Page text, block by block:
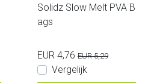
Solidz Slow Melt PVA B
ags
EUR 4,76 EUR 5,29
Vergelijk